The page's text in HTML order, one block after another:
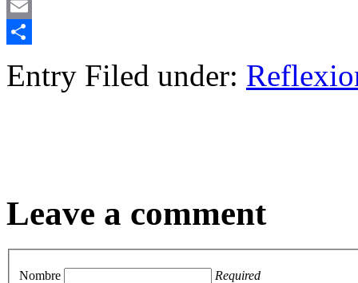
Mastodon
Email
Entry Filed under:
Leave a comment
Nombre Required